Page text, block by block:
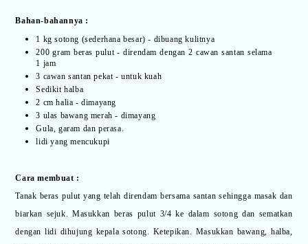
Bahan-bahannya :
1 kg sotong (sederhana besar) - dibuang kulitnya
200 gram beras pulut - direndam dengan 2 cawan santan selama
1 jam
3 cawan santan pekat - untuk kuah
Sedikit halba
2 cm halia - dimayang
3 ulas bawang merah - dimayang
Gula, garam dan perasa.
lidi yang mencukupi
Cara membuat :
Tanak beras pulut yang telah direndam bersama santan sehingga masak dan
biarkan sejuk. Masukkan beras pulut 3/4 ke dalam sotong dan sematkan
dengan lidi dihujung kepala sotong. Ketepikan. Masukkan bawang, halba,